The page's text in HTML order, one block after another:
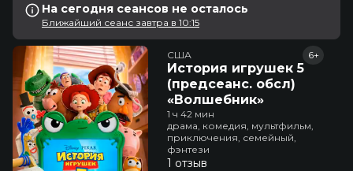
На сегодня сеансов не осталось
Ближайший сеанс завтра в 10:15
США
История игрушек 5
(предсеанс. обсл)
«Волшебник»
6+
1 ч 42 мин
драма, комедия, мультфильм,
приключения, семейный,
фэнтези
1 отзыв